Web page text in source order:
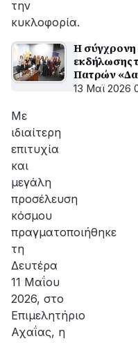
την
κυκλοφορία.
Η σύγχρονη
εκδήλωσης
Πατρών
13 Μαϊ 2026
Με
ιδιαίτερη
επιτυχία
και
μεγάλη
προσέλευση
κόσμου
πραγματοποιήθηκε
τη
Δευτέρα
11 Μαΐου
2026, στο
Επιμελητήριο
Αχαΐας, η